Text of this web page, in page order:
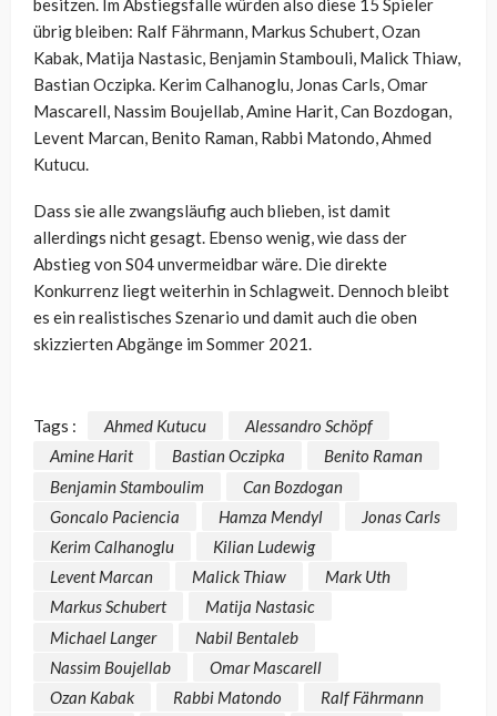
besitzen. Im Abstiegsfalle würden also diese 15 Spieler
übrig bleiben: Ralf Fährmann, Markus Schubert, Ozan
Kabak, Matija Nastasic, Benjamin Stambouli, Malick Thiaw,
Bastian Oczipka. Kerim Calhanoglu, Jonas Carls, Omar
Mascarell, Nassim Boujellab, Amine Harit, Can Bozdogan,
Levent Marcan, Benito Raman, Rabbi Matondo, Ahmed
Kutucu.
Dass sie alle zwangsläufig auch blieben, ist damit
allerdings nicht gesagt. Ebenso wenig, wie dass der
Abstieg von S04 unvermeidbar wäre. Die direkte
Konkurrenz liegt weiterhin in Schlagweit. Dennoch bleibt
es ein realistisches Szenario und damit auch die oben
skizzierten Abgänge im Sommer 2021.
Tags : Ahmed Kutucu
Alessandro Schöpf
Amine Harit
Bastian Oczipka
Benito Raman
Benjamin Stamboulim
Can Bozdogan
Goncalo Paciencia
Hamza Mendyl
Jonas Carls
Kerim Calhanoglu
Kilian Ludewig
Levent Marcan
Malick Thiaw
Mark Uth
Markus Schubert
Matija Nastasic
Michael Langer
Nabil Bentaleb
Nassim Boujellab
Omar Mascarell
Ozan Kabak
Rabbi Matondo
Ralf Fährmann